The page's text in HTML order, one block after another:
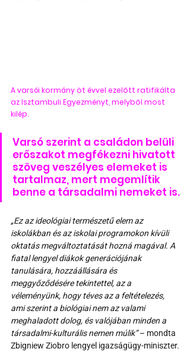
A varsói kormány öt évvel ezelőtt ratifikálta
az Isztambuli Egyezményt, melyből most
kilép.
Varsó szerint a családon belüli
erőszakot megfékezni hivatott
szöveg veszélyes elemeket is
tartalmaz, mert megemlítik
benne a társadalmi nemeket is.
„Ez az ideológiai természetű elem az
iskolákban és az iskolai programokon kívüli
oktatás megváltoztatását hozná magával. A
fiatal lengyel diákok generációjának
tanulására, hozzáállására és
meggyőződésére tekintettel, az a
véleményünk, hogy téves az a feltételezés,
ami szerint a biológiai nem az valami
meghaladott dolog, és valójában minden a
társadalmi-kulturális nemen múlik” – mondta
Zbigniew Ziobro lengyel igazságügy-miniszter.